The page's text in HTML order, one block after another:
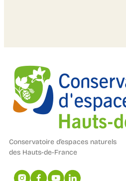
Conservatoire d’espaces naturels
des Hauts-de-France